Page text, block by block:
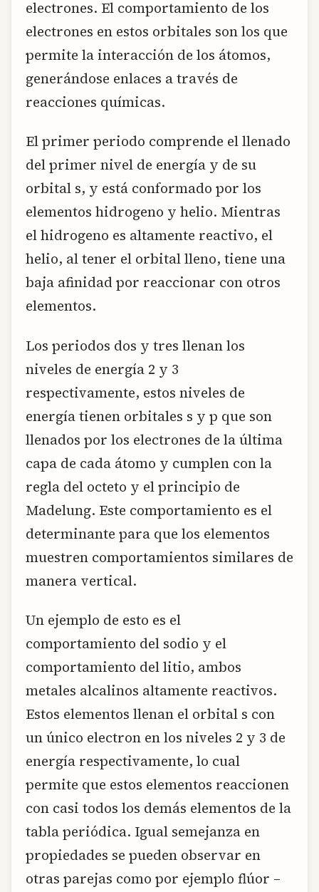
electrones. El comportamiento de los
electrones en estos orbitales son los que
permite la interacción de los átomos,
generándose enlaces a través de
reacciones químicas.
El primer periodo comprende el llenado
del primer nivel de energía y de su
orbital s, y está conformado por los
elementos hidrogeno y helio. Mientras
el hidrogeno es altamente reactivo, el
helio, al tener el orbital lleno, tiene una
baja afinidad por reaccionar con otros
elementos.
Los periodos dos y tres llenan los
niveles de energía 2 y 3
respectivamente, estos niveles de
energía tienen orbitales s y p que son
llenados por los electrones de la última
capa de cada átomo y cumplen con la
regla del octeto y el principio de
Madelung. Este comportamiento es el
determinante para que los elementos
muestren comportamientos similares de
manera vertical.
Un ejemplo de esto es el
comportamiento del sodio y el
comportamiento del litio, ambos
metales alcalinos altamente reactivos.
Estos elementos llenan el orbital s con
un único electron en los niveles 2 y 3 de
energía respectivamente, lo cual
permite que estos elementos reaccionen
con casi todos los demás elementos de la
tabla periódica. Igual semejanza en
propiedades se pueden observar en
otras parejas como por ejemplo flúor –